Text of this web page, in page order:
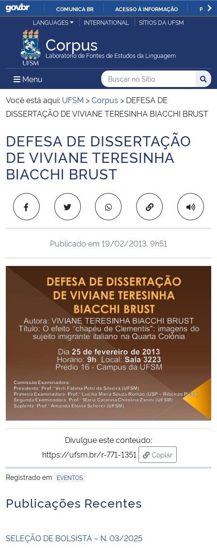
IR
COMUNICA BR ACESSO À INFORMAÇÃO
Ministério da Justiça e Segurança Pública
Ministério da Defesa
Ministério das Relações Exteriores
Ministério da Infraestrutura
Ministério da Agricultura, Pecuária e Abastecimento
Ministério da Educação
Ministério de Minas e Energia
Ministério da Ciência, Tecnologia, Inovações e Comunicações
Ministério do Meio Ambiente
Ministério do Turismo
Ministério do Desenvolvimento Regional
Controladoria-Geral da União
Secretaria-Geral
Secretaria de Governo
Gabinete de Segurança Institucional
Advocacia-Geral da União
LANGUAGES INTERNATIONAL SÍTIOS DA UFSM
Corpus
Laboratório de Fontes de Estudos da Linguagem
Menu Menu Principal do Sítio
Busca
Buscar no no Sítio
Busca:
Você está aqui: UFSM >Corpus > DEFESA DE
DISSERTAÇÃO DE VIVIANE TERESINHA BIACCHI BRUST
Início do conteúdo
DEFESA DE DISSERTAÇÃO
DE VIVIANE TERESINHA
BIACCHI BRUST
Copiar para área
Publicado em 19/02/2013, 9h51
Divulgue este conteúdo:
https://ufsm.br/r-771-1351
Copiar
para área de
Registrado em
EVENTOS
Publicações Recentes
SELEÇÃO DE BOLSISTA – N. 03/2025